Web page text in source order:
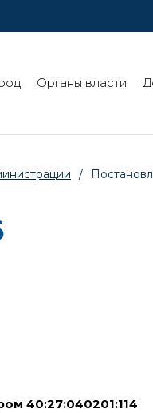
Органы власти
/
40:27:040201:114